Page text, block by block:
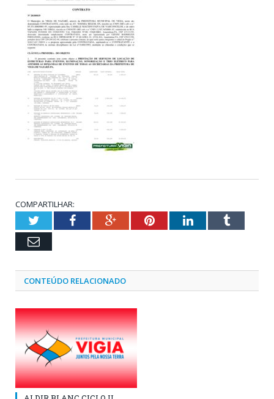
COMPARTILHAR:
TwitterFacebookGoogle+PinterestLinkedInTumblr
Email
CONTEÚDO RELACIONADO